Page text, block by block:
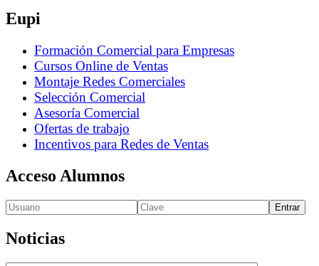
Eupi
Formación Comercial para Empresas
Cursos Online de Ventas
Montaje Redes Comerciales
Selección Comercial
Asesoría Comercial
Ofertas de trabajo
Incentivos para Redes de Ventas
Acceso Alumnos
Entrar
Noticias